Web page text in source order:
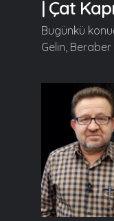
| Çat Kapı
Bugünkü
Gelin, Beraber